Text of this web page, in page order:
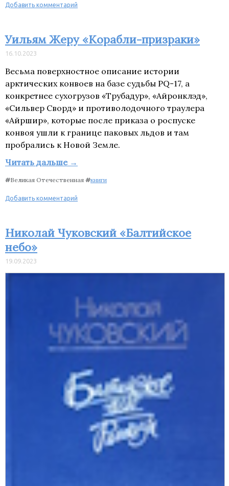
Добавить комментарий
Уильям Жеру «Корабли-призраки»
16.10.2023
Весьма поверхностное описание истории
арктических конвоев на базе судьбы PQ-17, а
конкретнее сухогрузов «Трубадур», «Айронклэд»,
«Сильвер Сворд» и противолодочного траулера
«Айршир», которые после приказа о роспуске
конвоя ушли к границе паковых льдов и там
пробрались к Новой Земле.
Читать дальше →
#Великая Отечественная #книги
Добавить комментарий
Николай Чуковский «Балтийское
небо»
19.09.2023